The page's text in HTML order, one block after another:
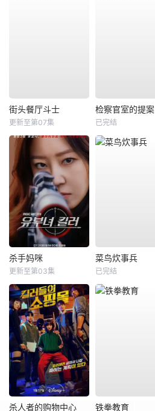
街头餐厅斗士
更新至第07集
检察官室的提案
已完结
杀手妈咪
更新至第03集
菜鸟炊事兵
已完结
杀人者的购物中心 铁拳教育